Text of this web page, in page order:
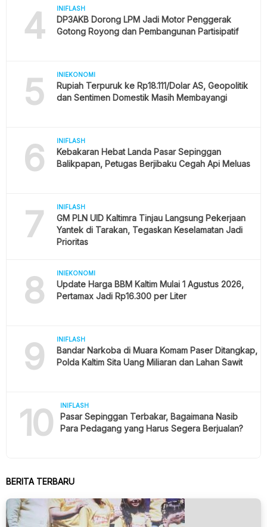
4 INIFLASH
DP3AKB Dorong LPM Jadi Motor Penggerak
Gotong Royong dan Pembangunan Partisipatif
5 INIEKONOMI
Rupiah Terpuruk ke Rp18.111/Dolar AS, Geopolitik
dan Sentimen Domestik Masih Membayangi
6 INIFLASH
Kebakaran Hebat Landa Pasar Sepinggan
Balikpapan, Petugas Berjibaku Cegah Api Meluas
7 INIFLASH
GM PLN UID Kaltimra Tinjau Langsung Pekerjaan
Yantek di Tarakan, Tegaskan Keselamatan Jadi
Prioritas
8 INIEKONOMI
Update Harga BBM Kaltim Mulai 1 Agustus 2026,
Pertamax Jadi Rp16.300 per Liter
9 INIFLASH
Bandar Narkoba di Muara Komam Paser Ditangkap,
Polda Kaltim Sita Uang Miliaran dan Lahan Sawit
10 INIFLASH
Pasar Sepinggan Terbakar, Bagaimana Nasib
Para Pedagang yang Harus Segera Berjualan?
BERITA TERBARU